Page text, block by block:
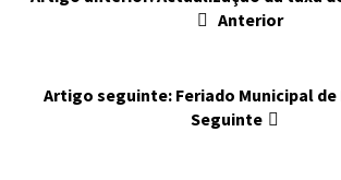
Anterior
Artigo seguinte: Feriado Municipal
Seguinte